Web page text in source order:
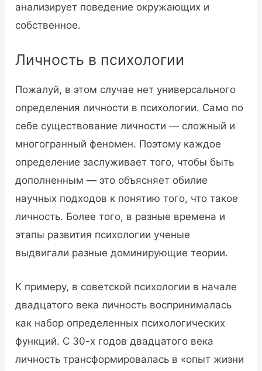
анализирует поведение окружающих и
собственное.
Личность в психологии
Пожалуй, в этом случае нет универсального
определения личности в психологии. Само по
себе существование личности — сложный и
многогранный феномен. Поэтому каждое
определение заслуживает того, чтобы быть
дополненным — это объясняет обилие
научных подходов к понятию того, что такое
личность. Более того, в разные времена и
этапы развития психологии ученые
выдвигали разные доминирующие теории.
К примеру, в советской психологии в начале
двадцатого века личность воспринималась
как набор определенных психологических
функций. С 30-х годов двадцатого века
личность трансформировалась в «опыт жизни